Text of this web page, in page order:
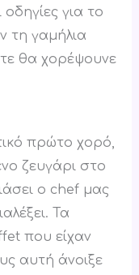
για το
τη γαμήλια
θα χορέψουνε
πρώτο χορό,
ζευγάρι στο
ο chef μας
Τα
που είχαν
αυτή άνοιξε